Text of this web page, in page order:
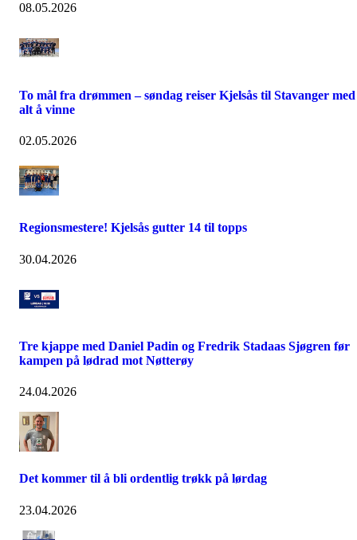
08.05.2026
To mål fra drømmen – søndag reiser Kjelsås til Stavanger med
alt å vinne
02.05.2026
Regionsmestere! Kjelsås gutter 14 til topps
30.04.2026
Tre kjappe med Daniel Padin og Fredrik Stadaas Sjøgren før
kampen på lødrad mot Nøtterøy
24.04.2026
Det kommer til å bli ordentlig trøkk på lørdag
23.04.2026